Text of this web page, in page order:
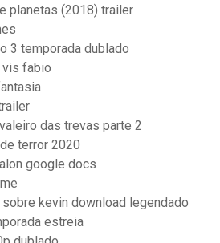
planetas (2018) trailer
3 temporada dublado
vis fabio
das trevas parte 2
terror 2020
google docs
kevin download legendado
estreia